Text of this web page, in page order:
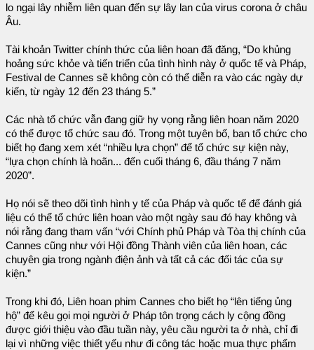
lo ngại lây nhiễm liên quan đến sự lây lan của virus corona ở châu
Âu.
Tài khoản Twitter chính thức của liên hoan đã đăng, “Do khủng
hoảng sức khỏe và tiến triển của tình hình này ở quốc tế và Pháp,
Festival de Cannes sẽ không còn có thể diễn ra vào các ngày dự
kiến, từ ngày 12 đến 23 tháng 5.”
Các nhà tổ chức vẫn đang giữ hy vọng rằng liên hoan năm 2020
có thể được tổ chức sau đó. Trong một tuyên bố, ban tổ chức cho
biết họ đang xem xét “nhiều lựa chọn” để tổ chức sự kiện này,
“lựa chọn chính là hoãn... đến cuối tháng 6, đầu tháng 7 năm
2020”.
Họ nói sẽ theo dõi tình hình y tế của Pháp và quốc tế để đánh giá
liệu có thể tổ chức liên hoan vào một ngày sau đó hay không và
nói rằng đang tham vấn “với Chính phủ Pháp và Tòa thị chính của
Cannes cũng như với Hội đồng Thành viên của liên hoan, các
chuyên gia trong ngành điện ảnh và tất cả các đối tác của sự
kiện.”
Trong khi đó, Liên hoan phim Cannes cho biết họ “lên tiếng ủng
hộ” để kêu gọi mọi người ở Pháp tôn trọng cách ly cộng đồng
được giới thiệu vào đầu tuần này, yêu cầu người ta ở nhà, chỉ đi
lại vì những việc thiết yếu như đi công tác hoặc mua thực phẩm